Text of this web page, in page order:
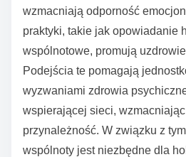
wzmacniają odporność
praktyki, takie jak opowiadanie
wspólnotowe, promują
Podejścia te pomagają
wyzwaniami zdrowia
wspierającej sieci,
przynależność. W związku z
wspólnoty jest niezbędne dla